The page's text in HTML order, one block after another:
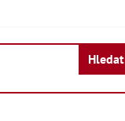
Hledat